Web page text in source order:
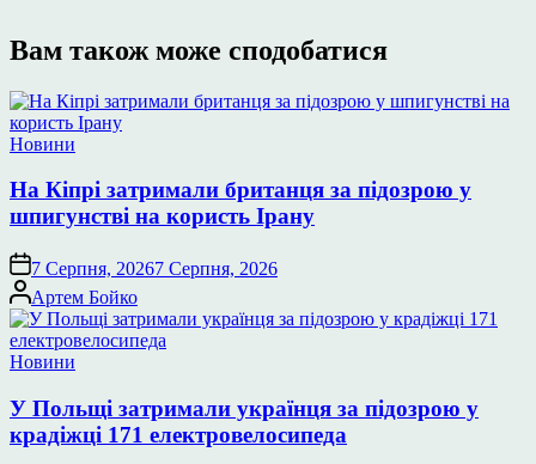
Вам також може сподобатися
Опублікувати
Новини
На Кіпрі затримали британця за підозрою у
шпигунстві на користь Ірану
7 Серпня, 20267 Серпня, 2026
Опубліковано
Артем Бойко
Опублікувати
Новини
У Польщі затримали українця за підозрою у
крадіжці 171 електровелосипеда